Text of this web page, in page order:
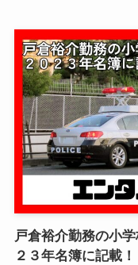
戸倉裕介勤務の小
２３年名簿に記載！